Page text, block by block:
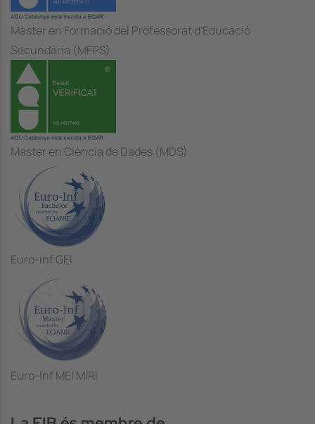
Màster en Formació del Professorat d'Educació
Secundària (MFPS)
Master en Ciència de Dades (MDS)
Euro-inf GEI
Euro-Inf MEI MIRI